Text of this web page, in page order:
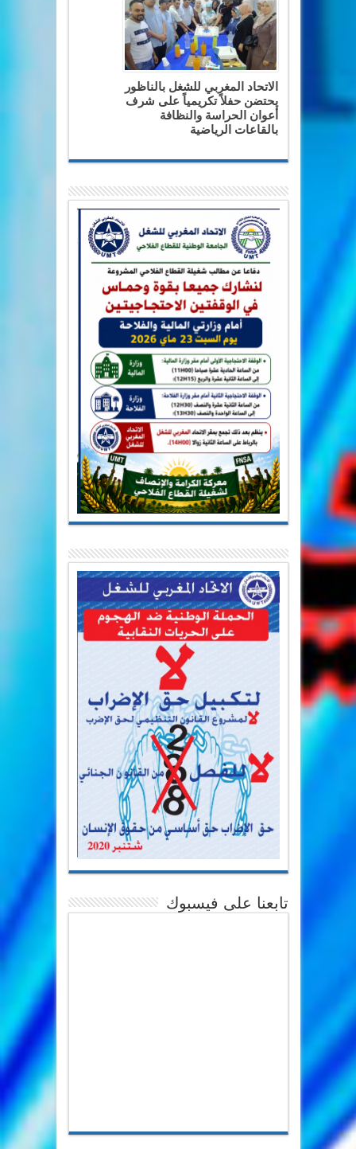
الاتحاد المغربي للشغل بالناظور
يحتضن حفلاً تكريمياً على شرف
أعوان الحراسة والنظافة
بالقاعات الرياضية
تابعنا على فيسبوك